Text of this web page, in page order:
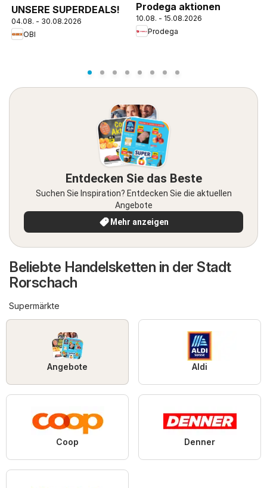
UNSERE SUPERDEALS!
04.08. - 30.08.2026
OBI
Prodega aktionen
10.08. - 15.08.2026
Prodega
Entdecken Sie das Beste
Suchen Sie Inspiration? Entdecken Sie die aktuellen
Angebote
Mehr anzeigen
Beliebte Handelsketten in der Stadt
Rorschach
Supermärkte
Angebote Aldi
Coop Denner